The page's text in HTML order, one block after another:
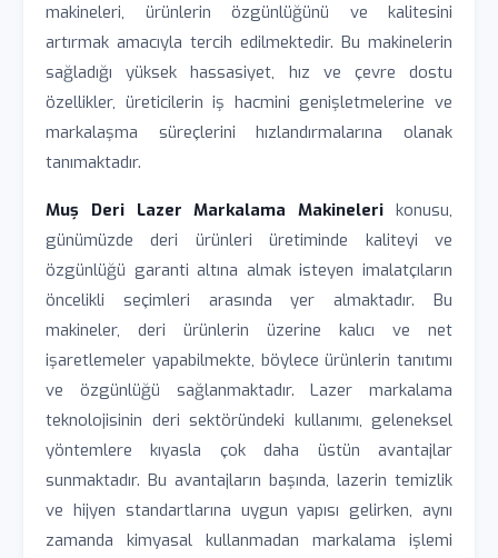
makineleri, ürünlerin özgünlüğünü ve kalitesini
artırmak amacıyla tercih edilmektedir. Bu makinelerin
sağladığı yüksek hassasiyet, hız ve çevre dostu
özellikler, üreticilerin iş hacmini genişletmelerine ve
markalaşma süreçlerini hızlandırmalarına olanak
tanımaktadır.
Muș Deri Lazer Markalama Makineleri konusu,
günümüzde deri ürünleri üretiminde kaliteyi ve
özgünlüğü garanti altına almak isteyen imalatçıların
öncelikli seçimleri arasında yer almaktadır. Bu
makineler, deri ürünlerin üzerine kalıcı ve net
işaretlemeler yapabilmekte, böylece ürünlerin tanıtımı
ve özgünlüğü sağlanmaktadır. Lazer markalama
teknolojisinin deri sektöründeki kullanımı, geleneksel
yöntemlere kıyasla çok daha üstün avantajlar
sunmaktadır. Bu avantajların başında, lazerin temizlik
ve hijyen standartlarına uygun yapısı gelirken, aynı
zamanda kimyasal kullanmadan markalama işlemi